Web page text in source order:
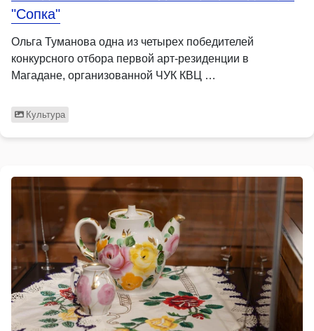
"Сопка"
Ольга Туманова одна из четырех победителей
конкурсного отбора первой арт-резиденции в
Магадане, организованной ЧУК КВЦ …
Культура